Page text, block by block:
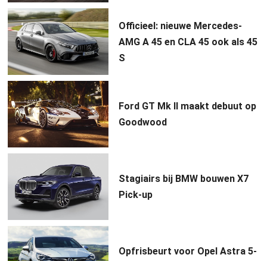
Officieel: nieuwe Mercedes-
AMG A 45 en CLA 45 ook als 45
S
Ford GT Mk II maakt debuut op
Goodwood
Stagiairs bij BMW bouwen X7
Pick-up
Opfrisbeurt voor Opel Astra 5-